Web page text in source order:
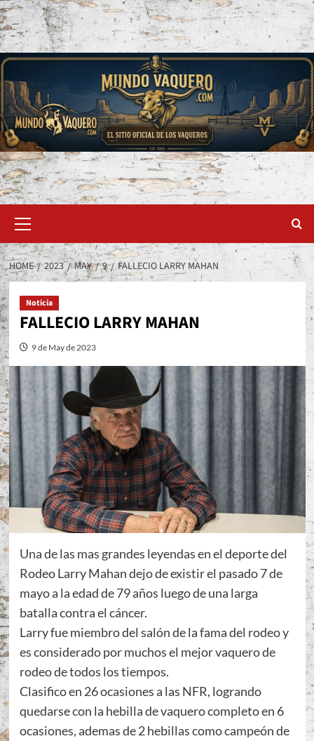
Skip
to
content
Menu
HOME 2023 MAY 9 FALLECIO LARRY MAHAN
Noticia
FALLECIO LARRY MAHAN
9 de May de 2023
Una de las mas grandes leyendas en el deporte del
Rodeo Larry Mahan dejo de existir el pasado 7 de
mayo a la edad de 79 años luego de una larga
batalla contra el cáncer.
Larry fue miembro del salón de la fama del rodeo y
es considerado por muchos el mejor vaquero de
rodeo de todos los tiempos.
Clasifico en 26 ocasiones a las NFR, logrando
quedarse con la hebilla de vaquero completo en 6
ocasiones, ademas de 2 hebillas como campeón de